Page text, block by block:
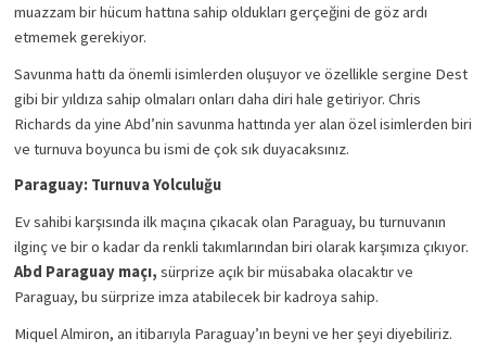
muazzam bir hücum hattına sahip oldukları gerçeğini de göz ardı
etmemek gerekiyor.
Savunma hattı da önemli isimlerden oluşuyor ve özellikle sergine Dest
gibi bir yıldıza sahip olmaları onları daha diri hale getiriyor. Chris
Richards da yine Abd’nin savunma hattında yer alan özel isimlerden biri
ve turnuva boyunca bu ismi de çok sık duyacaksınız.
Paraguay: Turnuva Yolculuğu
Ev sahibi karşısında ilk maçına çıkacak olan Paraguay, bu turnuvanın
Abd Paraguay maçı, sürprize açık bir müsabaka olacaktır ve
Paraguay, bu sürprize imza atabilecek bir kadroya sahip.
Miquel Almiron, an itibarıyla Paraguay’ın beyni ve her şeyi diyebiliriz.